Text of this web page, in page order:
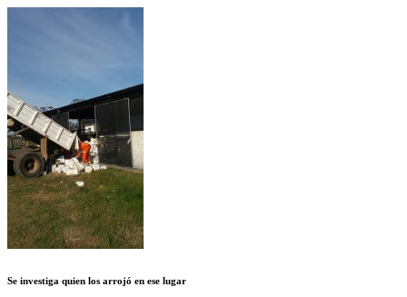
Se investiga quien los arrojó en ese lugar